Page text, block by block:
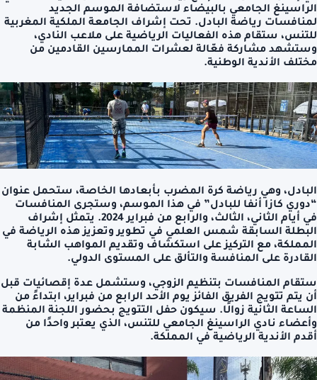
الراسينغ الجامعي بالبيضاء لاستضافة الموسم الجديد
لمنافسات رياضة البادل. تحت إشراف الجامعة الملكية المغربية
للتنس، ستقام هذه الفعاليات الرياضية على ملاعب النادي،
وستشهد مشاركة فعّالة لعشرات الممارسين القادمين من
مختلف الأندية الوطنية.
البادل، وهي رياضة كرة المضرب بأبعادها الخاصة، ستحمل عنوان
“دوري كازا أنفا للبادل” في هذا الموسم، وستجرى المنافسات
في أيام الثاني، الثالث، والرابع من فبراير 2024. يتمثل إشراف
البطلة السابقة شمس العلمي في تطوير وتعزيز هذه الرياضة في
المملكة، مع التركيز على استكشاف وتقديم المواهب الشابة
القادرة على المنافسة والتألق على المستوى الدولي.
ستقام المنافسات بتنظيم الزوجي، وستشمل عدة إقصائيات قبل
أن يتم تتويج الفريق الفائز يوم الأحد الرابع من فبراير، ابتداءً من
الساعة الثانية زوالًا. سيكون حفل التتويج بحضور اللجنة المنظمة
وأعضاء نادي الراسينغ الجامعي للتنس، الذي يعتبر واحدًا من
أقدم الأندية الرياضية في المملكة.